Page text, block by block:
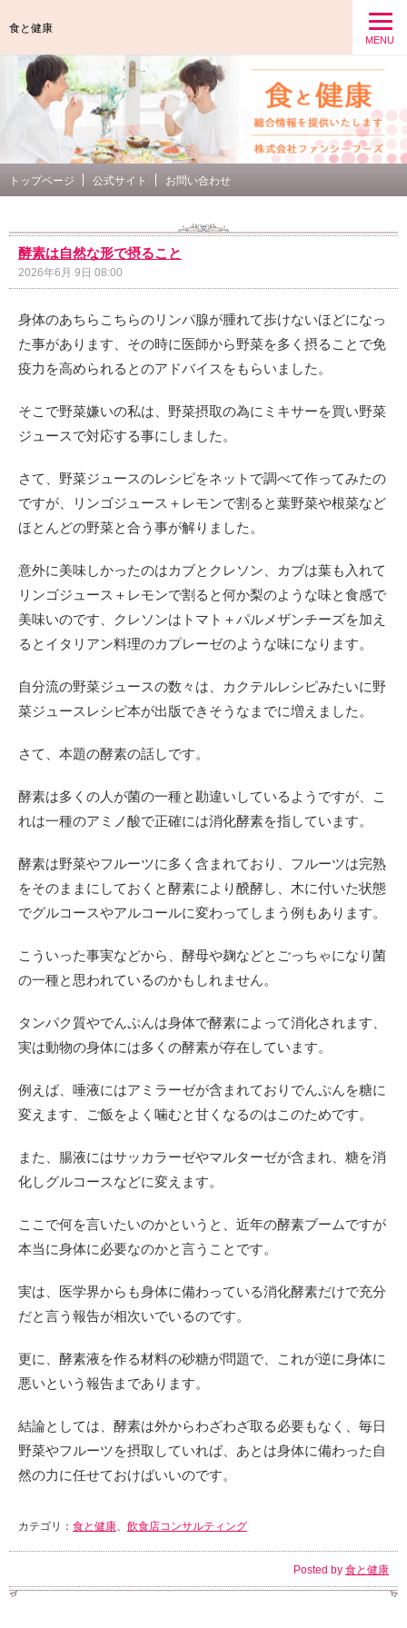
食と健康
MENU
トップページ 公式サイト お問い合わせ
酵素は自然な形で摂ること
2026年6月 9日 08:00
身体のあちらこちらのリンパ腺が腫れて歩けないほどになっ
た事があります、その時に医師から野菜を多く摂ることで免
疫力を高められるとのアドバイスをもらいました。
そこで野菜嫌いの私は、野菜摂取の為にミキサーを買い野菜
ジュースで対応する事にしました。
さて、野菜ジュースのレシピをネットで調べて作ってみたの
ですが、リンゴジュース＋レモンで割ると葉野菜や根菜など
ほとんどの野菜と合う事が解りました。
意外に美味しかったのはカブとクレソン、カブは葉も入れて
リンゴジュース＋レモンで割ると何か梨のような味と食感で
美味いのです、クレソンはトマト＋パルメザンチーズを加え
るとイタリアン料理のカプレーゼのような味になります。
自分流の野菜ジュースの数々は、カクテルレシピみたいに野
菜ジュースレシピ本が出版できそうなまでに増えました。
さて、本題の酵素の話しです。
酵素は多くの人が菌の一種と勘違いしているようですが、こ
れは一種のアミノ酸で正確には消化酵素を指しています。
酵素は野菜やフルーツに多く含まれており、フルーツは完熟
をそのままにしておくと酵素により醗酵し、木に付いた状態
でグルコースやアルコールに変わってしまう例もあります。
こういった事実などから、酵母や麹などとごっちゃになり菌
の一種と思われているのかもしれません。
タンパク質やでんぷんは身体で酵素によって消化されます、
実は動物の身体には多くの酵素が存在しています。
例えば、唾液にはアミラーゼが含まれておりでんぷんを糖に
変えます、ご飯をよく噛むと甘くなるのはこのためです。
また、腸液にはサッカラーゼやマルターゼが含まれ、糖を消
化しグルコースなどに変えます。
ここで何を言いたいのかというと、近年の酵素ブームですが
本当に身体に必要なのかと言うことです。
実は、医学界からも身体に備わっている消化酵素だけで充分
だと言う報告が相次いでいるのです。
更に、酵素液を作る材料の砂糖が問題で、これが逆に身体に
悪いという報告まであります。
結論としては、酵素は外からわざわざ取る必要もなく、毎日
野菜やフルーツを摂取していれば、あとは身体に備わった自
然の力に任せておけばいいのです。
カテゴリ： 食と健康、 飲食店コンサルティング
Posted by 食と健康